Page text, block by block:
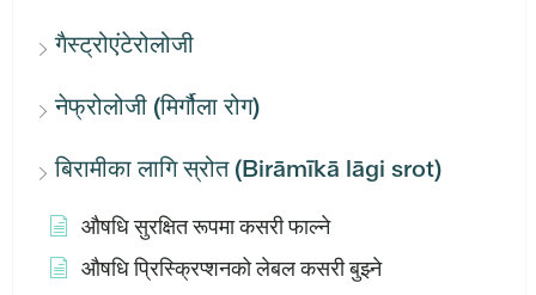
गैस्ट्रोएंटेरोलोजी
नेफ्रोलोजी (मिर्गौला रोग)
बिरामीका लागि स्रोत (Birāmīkā lāgi srot)
औषधि सुरक्षित रूपमा कसरी फाल्ने
औषधि प्रिस्क्रिप्शनको लेबल कसरी बुझ्ने